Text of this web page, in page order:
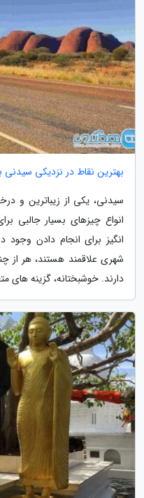
بهترین نقاط در نزدیکی
سیدنی، یکی از زیباترین و
انواع چیزهای بسیار جالبی
انگیز برای انجام دادن
شهری علاقمند هستند، هر از
دارند. خوشبختانه، گزینه های